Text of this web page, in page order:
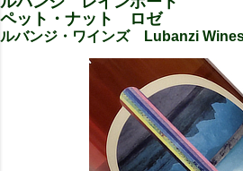
ペット・ナット ロゼ
ルバンジ・ワインズ Lubanzi